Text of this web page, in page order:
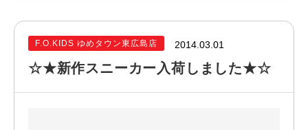
F.O.KIDS ゆめタウン東広島店 2014.03.01
☆★新作スニーカー入荷しました★☆